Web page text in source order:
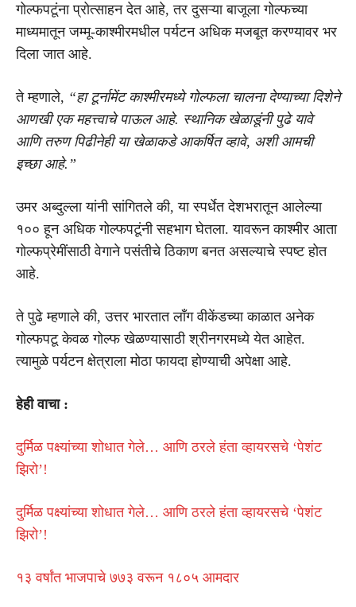
गोल्फपटूंना प्रोत्साहन देत आहे, तर दुसऱ्या बाजूला गोल्फच्या
माध्यमातून जम्मू-काश्मीरमधील पर्यटन अधिक मजबूत करण्यावर भर
दिला जात आहे.
ते म्हणाले, “हा टूर्नामेंट काश्मीरमध्ये गोल्फला चालना देण्याच्या दिशेने
आणखी एक महत्त्वाचे पाऊल आहे. स्थानिक खेळाडूंनी पुढे यावे
आणि तरुण पिढीनेही या खेळाकडे आकर्षित व्हावे, अशी आमची
इच्छा आहे.”
उमर अब्दुल्ला यांनी सांगितले की, या स्पर्धेत देशभरातून आलेल्या
१०० हून अधिक गोल्फपटूंनी सहभाग घेतला. यावरून काश्मीर आता
गोल्फप्रेमींसाठी वेगाने पसंतीचे ठिकाण बनत असल्याचे स्पष्ट होत
आहे.
ते पुढे म्हणाले की, उत्तर भारतात लाँग वीकेंडच्या काळात अनेक
गोल्फपटू केवळ गोल्फ खेळण्यासाठी श्रीनगरमध्ये येत आहेत.
त्यामुळे पर्यटन क्षेत्राला मोठा फायदा होण्याची अपेक्षा आहे.
हेही वाचा :
दुर्मिळ पक्ष्यांच्या शोधात गेले… आणि ठरले हंता व्हायरसचे ‘पेशंट
झिरो’!
दुर्मिळ पक्ष्यांच्या शोधात गेले… आणि ठरले हंता व्हायरसचे ‘पेशंट
झिरो’!
१३ वर्षांत भाजपाचे ७७३ वरून १८०५ आमदार